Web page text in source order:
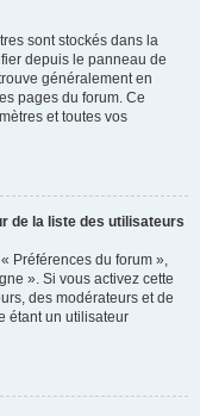
sont stockés dans la
depuis le panneau de
généralement en
pages du forum. Ce
et toutes vos
de la liste des utilisateurs
Préférences du forum »,
». Si vous activez cette
des modérateurs et de
étant un utilisateur